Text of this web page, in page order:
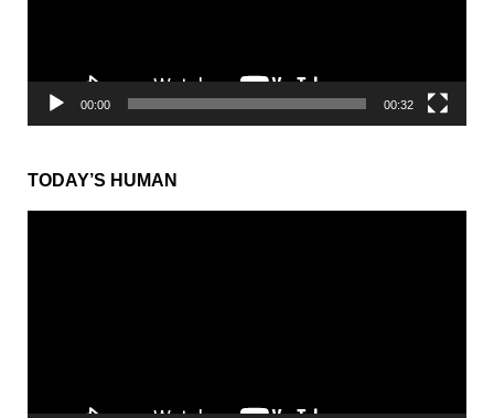
00:00 00:32
TODAY’S HUMAN